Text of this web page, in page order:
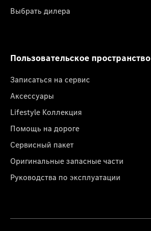
Выбрать дилера
Пользовательское пространство
Записаться на сервис
Аксессуары
Lifestyle Коллекция
Помощь на дороге
Сервисный пакет
Оригинальные запасные части
Руководства по эксплуатации